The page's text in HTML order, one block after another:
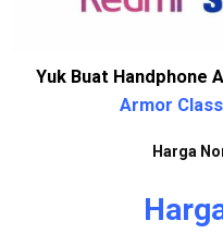
Yuk Buat Handphone
Armor
Harga